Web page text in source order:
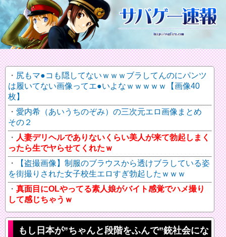
尻もマ●コも隠してないｗｗｗブラしてんのにパンツ
は履いてない画像ってエ●いよなｗｗｗｗｗ【画像40
枚】
愛内希（あいうちのぞみ）の三次元エロ画像まとめ
その２
人妻デリヘルでありないくらい美人が来て勃起しまく
ったら生でヤらせてくれたｗ
【盗撮画像】制服のブラウスから透けブラしている姿
を街撮りされた女子校生エロすぎ勃起したｗｗｗ
真面目にOLやってる素人娘がバイト感覚でハメ撮り
して感じちゃうｗ
もし日本が”ちゃんと段階をふんで”銃社会にな